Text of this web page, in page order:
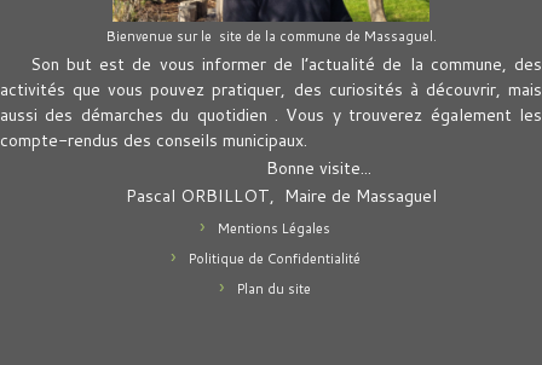
Bienvenue sur le site de la commune de Massaguel.
Son but est de vous informer de l’actualité de la commune, des
activités que vous pouvez pratiquer, des curiosités à découvrir, mais
aussi des démarches du quotidien . Vous y trouverez également les
compte-rendus des conseils municipaux.
Bonne visite...
Pascal ORBILLOT, Maire de Massaguel
Mentions Légales
Politique de Confidentialité
Plan du site